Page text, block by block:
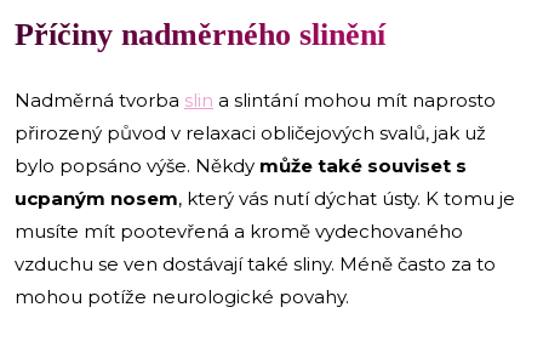
Příčiny nadměrného slinění
Nadměrná tvorba slin a slintání mohou mít naprosto
přirozený původ v relaxaci obličejových svalů, jak už
bylo popsáno výše. Někdy může také souviset s
ucpaným nosem, který vás nutí dýchat ústy. K tomu je
musíte mít pootevřená a kromě vydechovaného
vzduchu se ven dostávají také sliny. Méně často za to
mohou potíže neurologické povahy.